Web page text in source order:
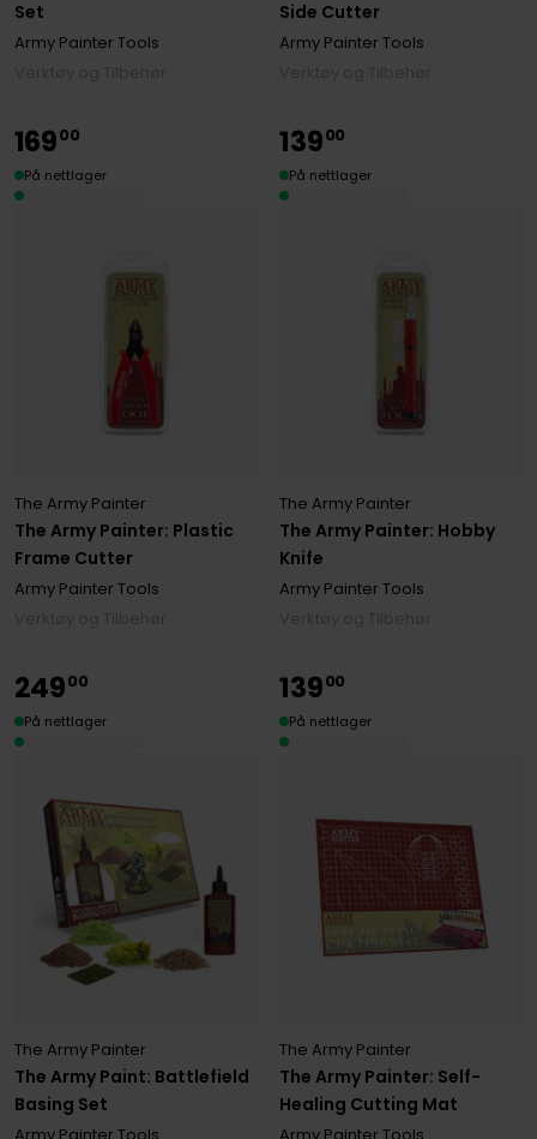
Set
Army Painter Tools
Side Cutter
Army Painter Tools
The Army Painter: Plastic
Frame Cutter
The Army Painter
Army Painter Tools
16900
På nettlager
The Army Painter: Hobby
Knife
The Army Painter
Army Painter Tools
13900
På nettlager
The Army Paint: Battlefield
Basing Set
The Army Painter
Army Painter Tools
24900
På nettlager
The Army Painter: Self-
Healing Cutting Mat
The Army Painter
Army Painter Tools
13900
På nettlager